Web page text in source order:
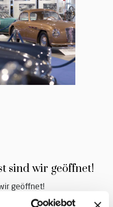
sind wir geöffnet!
geöffnet!